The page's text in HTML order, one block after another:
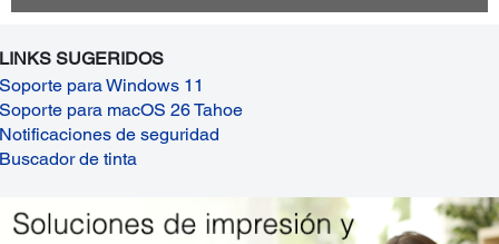
LINKS SUGERIDOS
Soporte para Windows 11
Soporte para macOS 26 Tahoe
Notificaciones de seguridad
Buscador de tinta